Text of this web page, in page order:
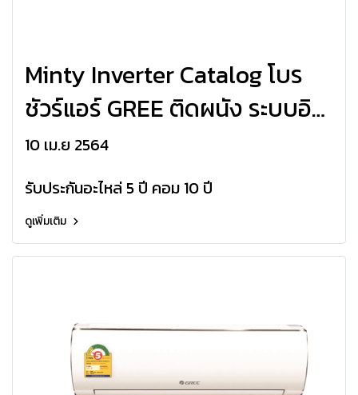
Minty Inverter Catalog โบร
ชัวร์แอร์ GREE ติดผนัง ระบบอิน
10 เม.ย 2564
รับประกันอะไหล่ 5 ปี คอม 10 ปี
ดูเพิ่มเติม